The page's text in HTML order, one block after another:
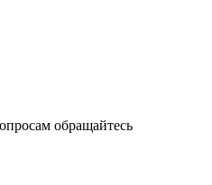
обращайтесь